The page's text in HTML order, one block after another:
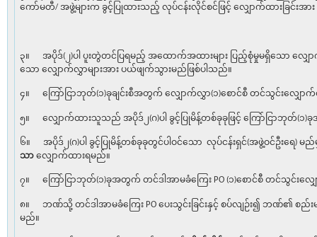
ကော်မတီ/ အဖွဲ့များက ခွင့်ပြုထားသည့် လုပ်ငန်းလိုင်စင်ဖြင့် လျှောက်ထား
၃။ အပိုဒ်(၂)ပါ ပူးတွဲတင်ပြရမည့် အထောက်အထားများ ပြည့်စုံမှုမရှိသော လျှော
သော လျှောက်လွှာများအား ပယ်ဖျက်သွားမည်ဖြစ်ပါသည်။
၄။ ကြော်ငြာဘုတ်(၁)ခုချင်းစီအတွက် လျှောက်လွှာ(၁)စောင်စီ တင်သွင်းလျှောက်
၅။ လျှောက်ထားသူသည် အပိုဒ်၂(ဂ)ပါ ခွင့်ပြုမိန့်တစ်ခုခုဖြင့် ကြော်ငြာဘုတ်(၁
၆။ အပိုဒ်၂(ဂ)ပါ ခွင့်ပြုမိန့်တစ်ခုခုတွင်ပါဝင်သော လုပ်ငန်းရှင်(အဖွဲ့ဝင်ဦးရေ)
သာ လျှောက်ထားရမည်။
၇။ ကြော်ငြာဘုတ်(၁)ခုအတွက် တင်ဒါအာမခံကြေး PO (၁)စောင်စီ တင်သွင်းလျှ
၈။ ဘဏ်သို့ တင်ဒါအာမခံကြေး PO ပေးသွင်းခြင်းနှင့် စပ်လျဉ်း၍ ဘဏ်၏ စည်း
မည်။